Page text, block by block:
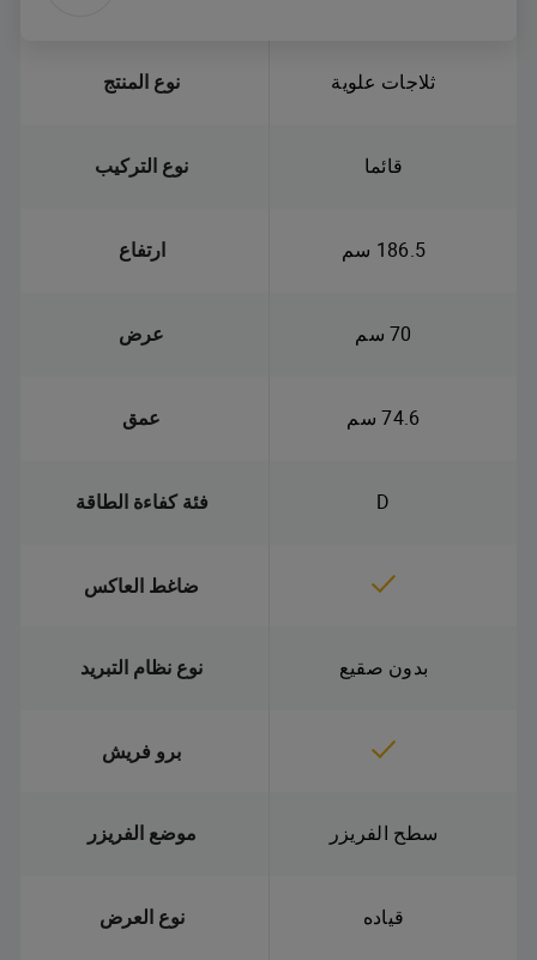
نوع المنتج ثلاجات علوية
نوع التركيب قائما
ارتفاع 186.5 سم
عرض 70 سم
عمق 74.6 سم
فئة كفاءة الطاقة D
ضاغط العاكس
نوع نظام التبريد بدون صقيع
برو فريش
موضع الفريزر سطح الفريزر
نوع العرض قياده